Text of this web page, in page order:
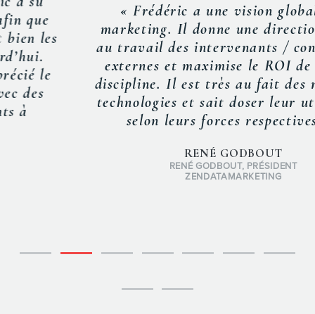
« Frédéric a une vision globale du
marketing. Il donne une direction claire
au travail des intervenants / consultants
externes et maximise le ROI de chaque
discipline. Il est très au fait des nouvelles
technologies et sait doser leur utilisation
selon leurs forces respectives. »
RENÉ GODBOUT
RENÉ GODBOUT, PRÉSIDENT
ZENDATAMARKETING